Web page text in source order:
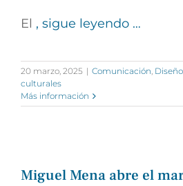
El , sigue leyendo …
20 marzo, 2025 | Comunicación,
culturales
Más información
Miguel Mena abre el